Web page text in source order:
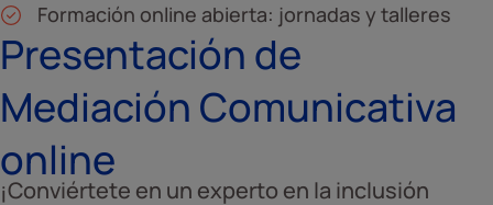
Formación online abierta: jornadas y talleres
Presentación de
Mediación Comunicativa
online
¡Conviértete en un experto en la inclusión